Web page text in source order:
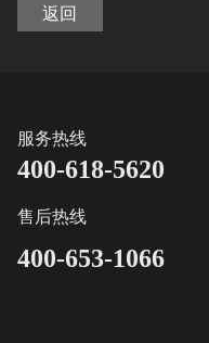
返回
服务热线
400-618-5620
售后热线
400-653-1066